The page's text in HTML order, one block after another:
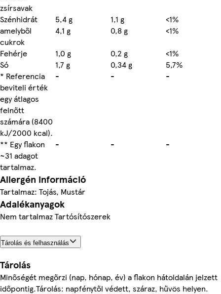
zsírsavak
Szénhidrát 5,4 g 1,1 g
<1%
amelyből
cukrok
4,1 g 0,8 g
<1%
Fehérje
1,0 g 0,2 g
<1%
Só
1,7 g 0,34 g
5,7%
* Referencia
beviteli érték
egy átlagos
felnőtt
számára (8400
kJ/2000 kcal).
- - -
** Egy flakon
~31 adagot
tartalmaz.
- - -
Allergén információ
Tartalmaz: Tojás, Mustár
Adalékanyagok
Nem tartalmaz Tartósítószerek
Tárolás és felhasználás
Tárolás
Minőségét megőrzi (nap, hónap, év) a flakon hátoldalán jelzett
időpontig.Tárolás: napfénytől védett, száraz, hűvös helyen.